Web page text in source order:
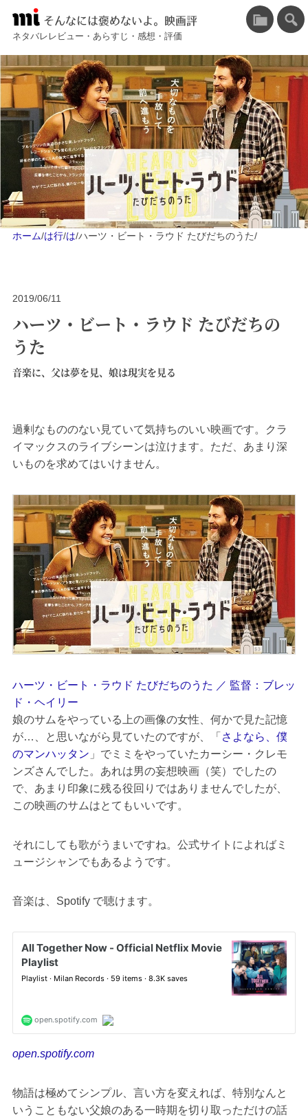
そんなには褒めないよ。映画評
ネタバレレビュー・あらすじ・感想・評価
ホーム/は行/は/ハーツ・ビート・ラウド たびだちのうた/
2019/06/11
ハーツ・ビート・ラウド たびだちの
うた
音楽に、父は夢を見、娘は現実を見る
過剰なもののない見ていて気持ちのいい映画です。クラ
イマックスのライブシーンは泣けます。ただ、あまり深
いものを求めてはいけません。
ハーツ・ビート・ラウド たびだちのうた ／ 監督：ブレッ
ド・ヘイリー
娘のサムをやっている上の画像の女性、何かで見た記憶
が…、と思いながら見ていたのですが、「 さよなら、僕
のマンハッタン 」でミミをやっていたカーシー・クレモ
ンズさんでした。あれは男の妄想映画（笑）でしたの
で、あまり印象に残る役回りではありませんでしたが、
この映画のサムはとてもいいです。
それにしても歌がうまいですね。公式サイトによればミ
ュージシャンでもあるようです。
音楽は、Spotify で聴けます。
open.spotify.com
物語は極めてシンプル、言い方を変えれば、特別なんと
いうこともない父娘のある一時期を切り取っただけの話